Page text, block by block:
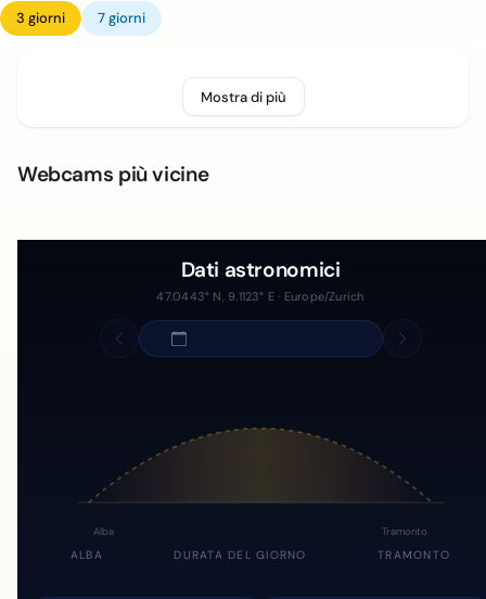
3 giorni 7 giorni
Mostra di più
Webcams più vicine
Dati astronomici
47.0443° N, 9.1123° E · Europe/Zurich
Alba Tramonto
ALBA DURATA DEL GIORNO TRAMONTO